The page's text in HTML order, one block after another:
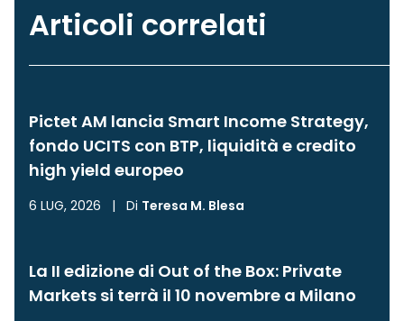
Articoli correlati
Pictet AM lancia Smart Income Strategy,
fondo UCITS con BTP, liquidità e credito
high yield europeo
6 LUG, 2026 | Di Teresa M. Blesa
La II edizione di Out of the Box: Private
Markets si terrà il 10 novembre a Milano